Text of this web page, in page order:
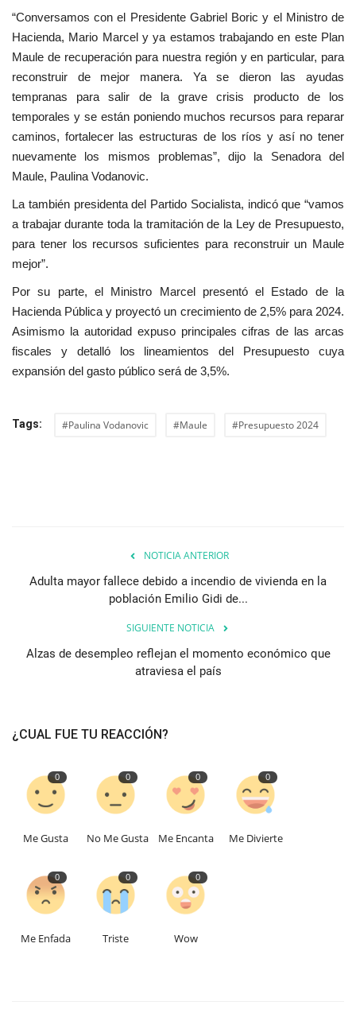
“Conversamos con el Presidente Gabriel Boric y el Ministro de
Hacienda, Mario Marcel y ya estamos trabajando en este Plan
Maule de recuperación para nuestra región y en particular, para
reconstruir de mejor manera. Ya se dieron las ayudas
tempranas para salir de la grave crisis producto de los
temporales y se están poniendo muchos recursos para reparar
caminos, fortalecer las estructuras de los ríos y así no tener
nuevamente los mismos problemas”, dijo la Senadora del
Maule, Paulina Vodanovic.
La también presidenta del Partido Socialista, indicó que “vamos
a trabajar durante toda la tramitación de la Ley de Presupuesto,
para tener los recursos suficientes para reconstruir un Maule
mejor”.
Por su parte, el Ministro Marcel presentó el Estado de la
Hacienda Pública y proyectó un crecimiento de 2,5% para 2024.
Asimismo la autoridad expuso principales cifras de las arcas
fiscales y detalló los lineamientos del Presupuesto cuya
expansión del gasto público será de 3,5%.
Tags: #Paulina Vodanovic #Maule #Presupuesto 2024
NOTICIA ANTERIOR
Adulta mayor fallece debido a incendio de vivienda en la
población Emilio Gidi de...
SIGUIENTE NOTICIA
Alzas de desempleo reflejan el momento económico que
atraviesa el país
¿CUAL FUE TU REACCIÓN?
0
Me Gusta
0
No Me Gusta
0
Me Encanta
0
Me Divierte
0
Me Enfada
0
Triste
0
Wow